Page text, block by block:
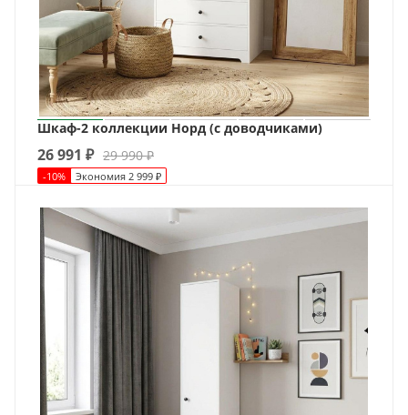
Шкаф-2 коллекции Норд (с доводчиками)
26 991 ₽ 29 990₽
-10% Экономия 2 999 ₽